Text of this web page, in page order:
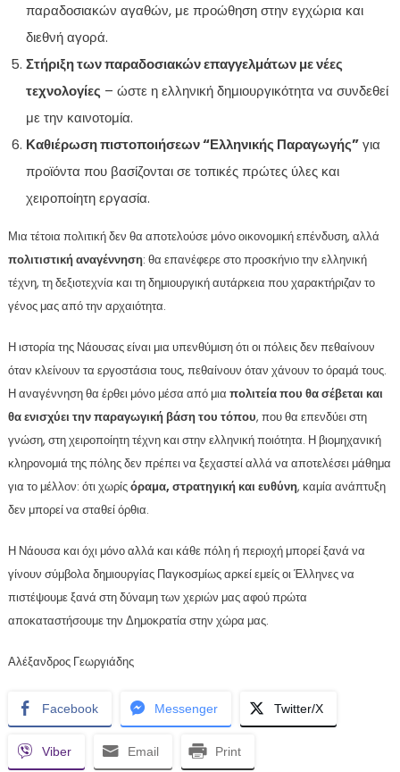
παραδοσιακών αγαθών, με προώθηση στην εγχώρια και
διεθνή αγορά.
Στήριξη των παραδοσιακών επαγγελμάτων με νέες
τεχνολογίες – ώστε η ελληνική δημιουργικότητα να συνδεθεί
με την καινοτομία.
Καθιέρωση πιστοποιήσεων “Ελληνικής Παραγωγής”για
προϊόντα που βασίζονται σε τοπικές πρώτες ύλες και
χειροποίητη εργασία.
Μια τέτοια πολιτική δεν θα αποτελούσε μόνο οικονομική επένδυση, αλλά
πολιτιστική αναγέννηση: θα επανέφερε στο προσκήνιο την ελληνική
τέχνη, τη δεξιοτεχνία και τη δημιουργική αυτάρκεια που χαρακτήριζαν το
γένος μας από την αρχαιότητα.
Η ιστορία της Νάουσας είναι μια υπενθύμιση ότι οι πόλεις δεν πεθαίνουν
όταν κλείνουν τα εργοστάσια τους, πεθαίνουν όταν χάνουν το όραμά τους.
Η αναγέννηση θα έρθει μόνο μέσα από μια πολιτεία που θα σέβεται και
θα ενισχύει την παραγωγική βάση του τόπου, που θα επενδύει στη
γνώση, στη χειροποίητη τέχνη και στην ελληνική ποιότητα. Η βιομηχανική
κληρονομιά της πόλης δεν πρέπει να ξεχαστεί αλλά να αποτελέσει μάθημα
για το μέλλον: ότι χωρίςόραμα, στρατηγική και ευθύνη, καμία ανάπτυξη
δεν μπορεί να σταθεί όρθια.
Η Νάουσα και όχι μόνο αλλά και κάθε πόλη ή περιοχή μπορεί ξανά να
γίνουν σύμβολα δημιουργίας Παγκοσμίως αρκεί εμείς οι Έλληνες να
πιστέψουμε ξανά στη δύναμη των χεριών μας αφού πρώτα
αποκαταστήσουμε την Δημοκρατία στην χώρα μας.
Αλέξανδρος Γεωργιάδης
Facebook Messenger Twitter/X
Viber Email Print